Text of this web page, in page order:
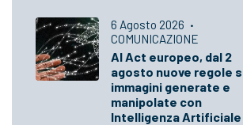
6 Agosto 2026 ·
COMUNICAZIONE
AI Act europeo, dal 2
agosto nuove regole
immagini generate e
manipolate con
Intelligenza Artificiale